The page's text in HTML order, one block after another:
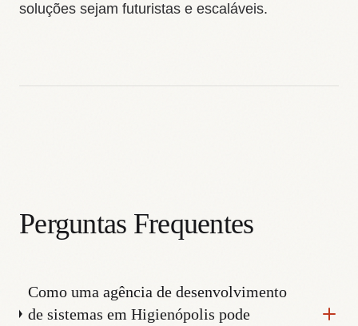
soluções sejam futuristas e escaláveis.
Perguntas Frequentes
Como uma agência de desenvolvimento
de sistemas em Higienópolis pode